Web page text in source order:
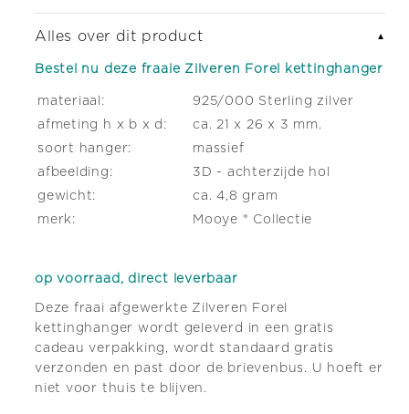
Alles over dit product ▼
Bestel nu deze fraaie Zilveren Forel kettinghanger
materiaal:
925/000 Sterling zilver
afmeting h x b x d:
ca. 21 x 26 x 3 mm.
soort hanger:
massief
afbeelding:
3D - achterzijde hol
gewicht:
ca. 4,8 gram
merk:
Mooye ® Collectie
op voorraad, direct leverbaar
Deze fraai afgewerkte Zilveren Forel
kettinghanger wordt geleverd in een gratis
cadeau verpakking, wordt standaard gratis
verzonden en past door de brievenbus. U hoeft er
niet voor thuis te blijven.